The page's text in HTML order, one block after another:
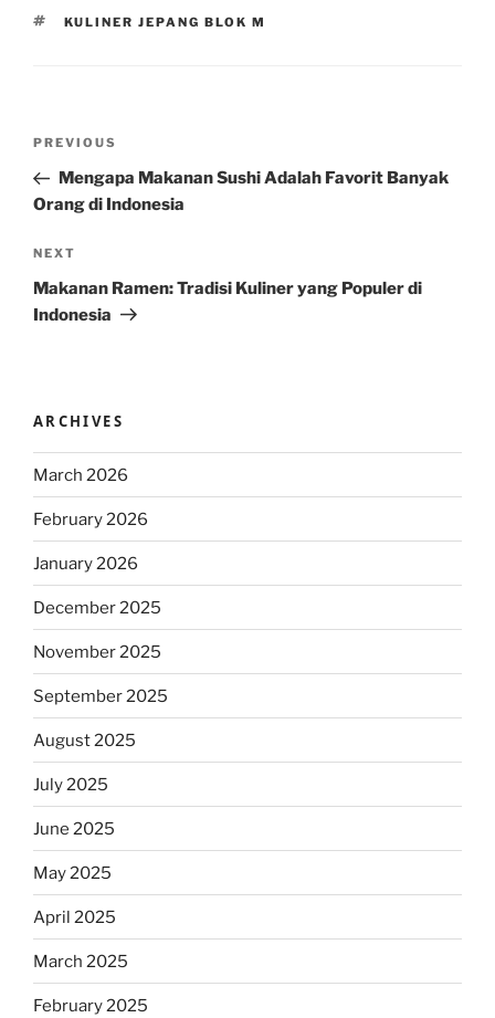
TAGS
KULINER JEPANG BLOK M
Previous
Post
PREVIOUS
Mengapa Makanan Sushi Adalah Favorit Banyak
Orang di Indonesia
Next
Post
NEXT
Makanan Ramen: Tradisi Kuliner yang Populer di
Indonesia
ARCHIVES
March 2026
February 2026
January 2026
December 2025
November 2025
September 2025
August 2025
July 2025
June 2025
May 2025
April 2025
March 2025
February 2025